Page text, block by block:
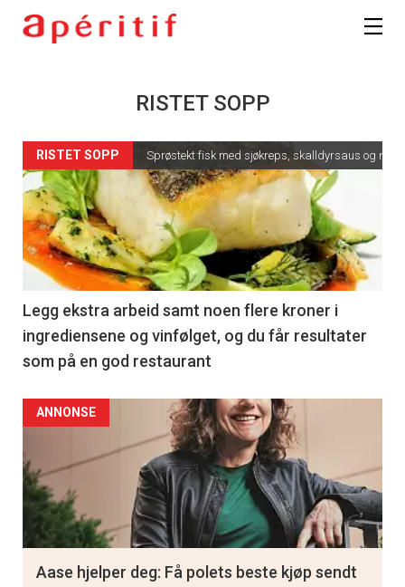
RISTET SOPP
RISTET SOPP Sprøstekt fisk med sjøkreps, skalldyrsaus og
Legg ekstra arbeid samt noen flere kroner i
ingrediensene og vinfølget, og du får resultater
som på en god restaurant
ANNONSE
Aase hjelper deg: Få polets beste kjøp sendt